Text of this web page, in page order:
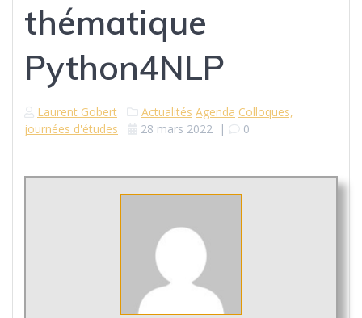
thématique
Python4NLP
Laurent Gobert Actualités Agenda Colloques,
journées d'études
28 mars 2022 | 0